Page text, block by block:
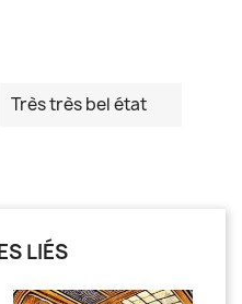
Très très bel état
LIÉS